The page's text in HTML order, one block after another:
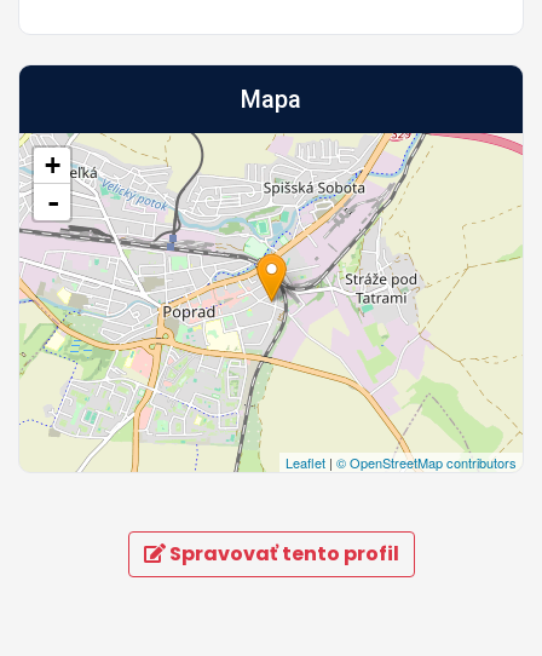
Mapa
+
-
Leaflet | © OpenStreetMap contributors
Spravovať tento profil